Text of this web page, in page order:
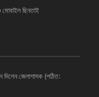
ছিনতাই
দিলেন জেলাশাসক (পঠিত: